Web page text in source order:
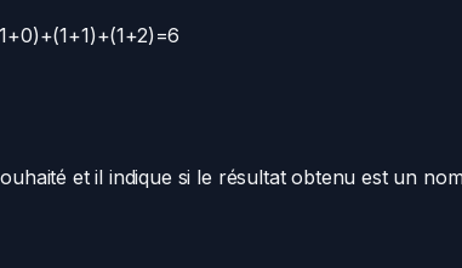
et il indique si le résultat obtenu est un